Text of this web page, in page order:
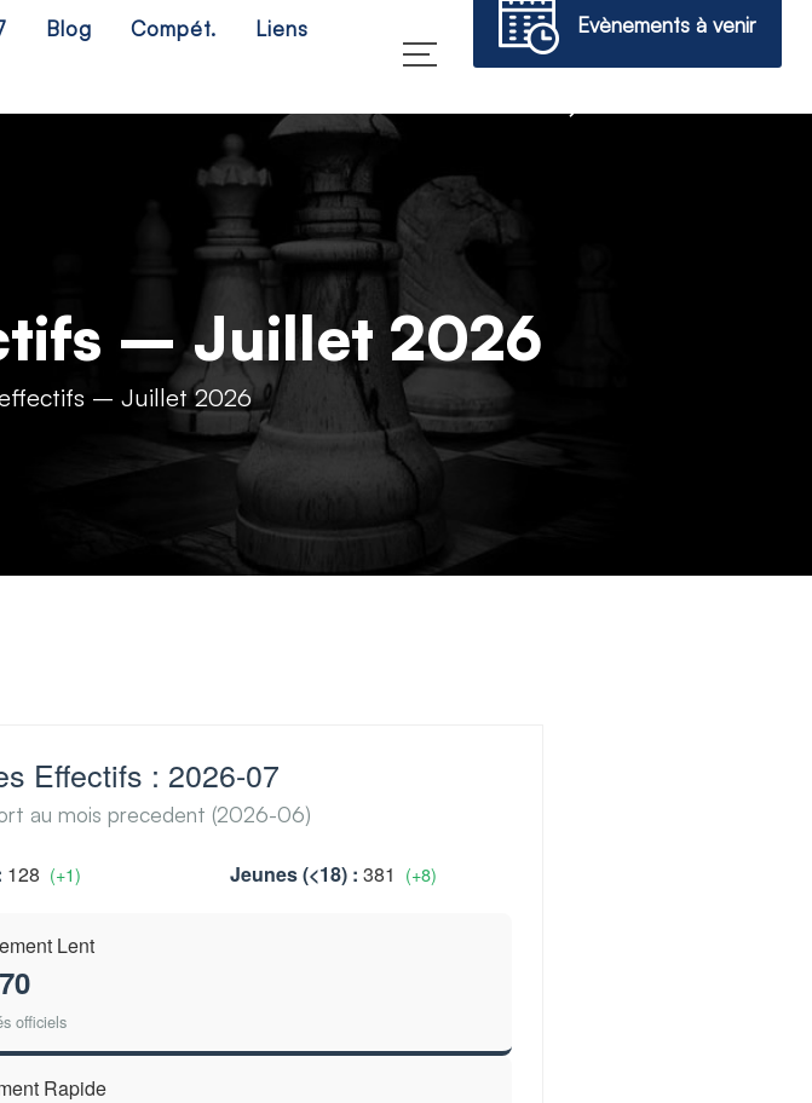
Blog Compét.
Liens
Evènements à venir
→
– Juillet 2026
– Juillet 2026
Effectifs : 2026-07
au mois precedent (2026-06)
128 (+1) Jeunes (<18) : 381 (+8)
Lent
officiels
Rapide